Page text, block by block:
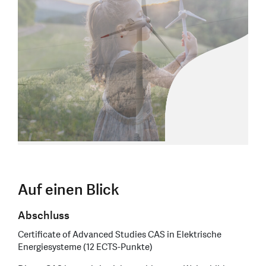
Auf einen Blick
Abschluss
Certificate of Advanced Studies CAS in Elektrische
Energiesysteme (12 ECTS-Punkte)